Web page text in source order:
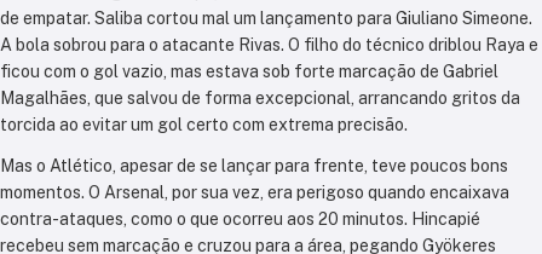
de empatar. Saliba cortou mal um lançamento para Giuliano Simeone.
A bola sobrou para o atacante Rivas. O filho do técnico driblou Raya e
ficou com o gol vazio, mas estava sob forte marcação de Gabriel
Magalhães, que salvou de forma excepcional, arrancando gritos da
torcida ao evitar um gol certo com extrema precisão.
Mas o Atlético, apesar de se lançar para frente, teve poucos bons
momentos. O Arsenal, por sua vez, era perigoso quando encaixava
contra-ataques, como o que ocorreu aos 20 minutos. Hincapié
recebeu sem marcação e cruzou para a área, pegando Gyökeres